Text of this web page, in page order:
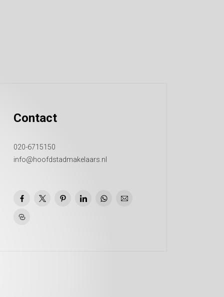
Contact
020-6715150
info@hoofdstadmakelaars.nl